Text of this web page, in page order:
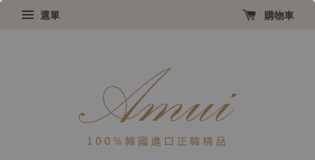
選單 購物車